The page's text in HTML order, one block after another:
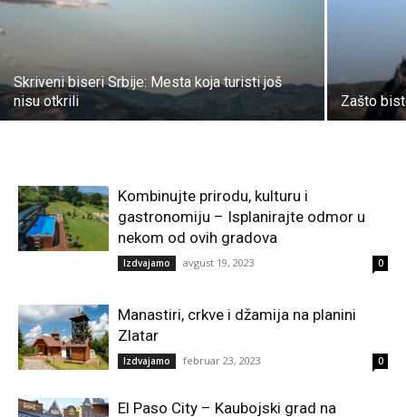
Skriveni biseri Srbije: Mesta koja turisti još
nisu otkrili
Zašto
Kombinujte prirodu, kulturu i
gastronomiju – Isplanirajte odmor u
nekom od ovih gradova
Izdvajamo avgust 19, 2023 0
Manastiri, crkve i džamija na planini
Zlatar
Izdvajamo februar 23, 2023 0
El Paso City – Kaubojski grad na